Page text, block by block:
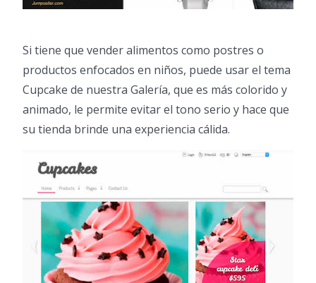
Si tiene que vender alimentos como postres o
productos enfocados en niños, puede usar el tema
Cupcake de nuestra Galería, que es más colorido y
animado, le permite evitar el tono serio y hace que
su tienda brinde una experiencia cálida.